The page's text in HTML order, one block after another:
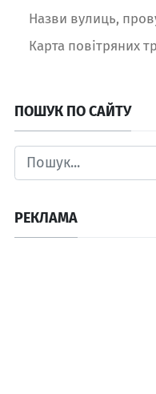
Назви вулиць,
Карта повітряних
ПОШУК ПО САЙТУ
РЕКЛАМА